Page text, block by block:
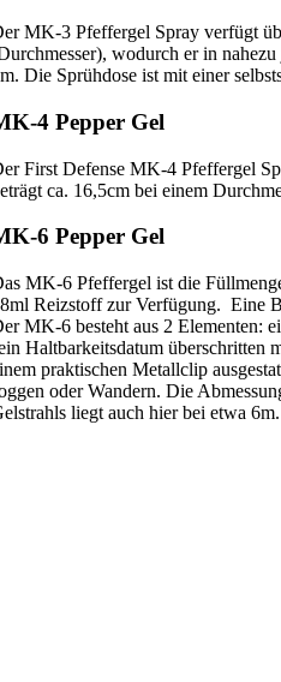
MK-3 Pfeffergel Spray verfügt
wodurch er in
Die Sprühdose ist mit einer
4 Pepper Gel
First Defense MK-4 Pfeffergel
ca. 16,5cm bei einem
6 Pepper Gel
MK-6 Pfeffergel ist die
Reizstoff zur Verfügung. Eine
MK-6 besteht aus 2 Elementen:
Haltbarkeitsdatum überschritten
praktischen Metallclip
oder Wandern. Die
liegt auch hier bei etwa 6m.